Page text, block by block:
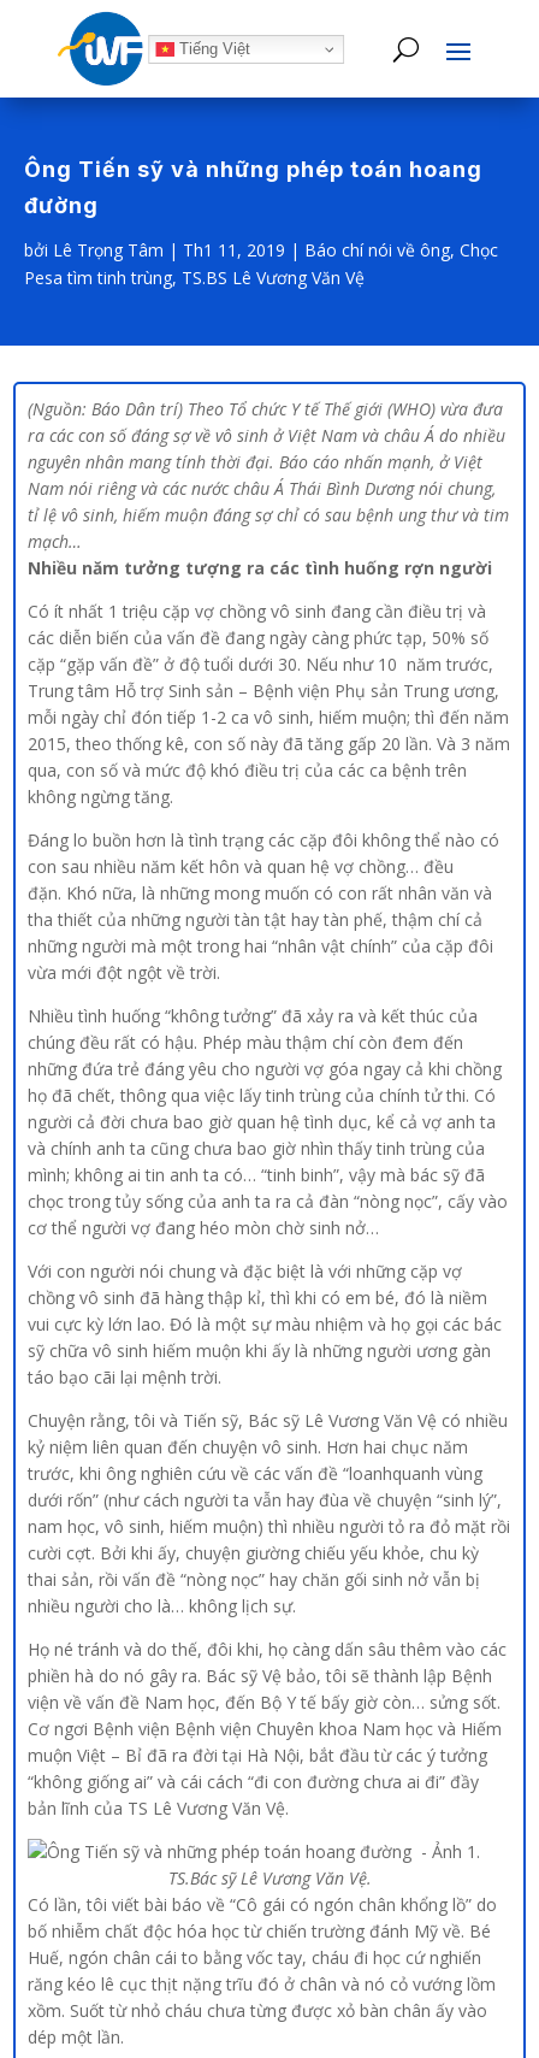
Tiếng Việt
Ông Tiến sỹ và những phép toán hoang
đường
bởi Lê Trọng Tâm | Th1 11, 2019 | Báo chí nói về ông, Chọc
Pesa tìm tinh trùng, TS.BS Lê Vương Văn Vệ
(Nguồn: Báo Dân trí) Theo Tổ chức Y tế Thế giới (WHO) vừa đưa
ra các con số đáng sợ về vô sinh ở Việt Nam và châu Á do nhiều
nguyên nhân mang tính thời đại. Báo cáo nhấn mạnh, ở Việt
Nam nói riêng và các nước châu Á Thái Bình Dương nói chung,
tỉ lệ vô sinh, hiếm muộn đáng sợ chỉ có sau bệnh ung thư và tim
mạch…
Nhiều năm tưởng tượng ra các tình huống rợn người
Có ít nhất 1 triệu cặp vợ chồng vô sinh đang cần điều trị và
các diễn biến của vấn đề đang ngày càng phức tạp, 50% số
cặp “gặp vấn đề” ở độ tuổi dưới 30. Nếu như 10 năm trước,
Trung tâm Hỗ trợ Sinh sản – Bệnh viện Phụ sản Trung ương,
mỗi ngày chỉ đón tiếp 1-2 ca vô sinh, hiếm muộn; thì đến năm
2015, theo thống kê, con số này đã tăng gấp 20 lần. Và 3 năm
qua, con số và mức độ khó điều trị của các ca bệnh trên
không ngừng tăng.
Đáng lo buồn hơn là tình trạng các cặp đôi không thể nào có
con sau nhiều năm kết hôn và quan hệ vợ chồng… đều
đặn. Khó nữa, là những mong muốn có con rất nhân văn và
tha thiết của những người tàn tật hay tàn phế, thậm chí cả
những người mà một trong hai “nhân vật chính” của cặp đôi
vừa mới đột ngột về trời.
Nhiều tình huống “không tưởng” đã xảy ra và kết thúc của
chúng đều rất có hậu. Phép màu thậm chí còn đem đến
những đứa trẻ đáng yêu cho người vợ góa ngay cả khi chồng
họ đã chết, thông qua việc lấy tinh trùng của chính tử thi. Có
người cả đời chưa bao giờ quan hệ tình dục, kể cả vợ anh ta
và chính anh ta cũng chưa bao giờ nhìn thấy tinh trùng của
mình; không ai tin anh ta có… “tinh binh”, vậy mà bác sỹ đã
chọc trong tủy sống của anh ta ra cả đàn “nòng nọc”, cấy vào
cơ thể người vợ đang héo mòn chờ sinh nở…
Với con người nói chung và đặc biệt là với những cặp vợ
chồng vô sinh đã hàng thập kỉ, thì khi có em bé, đó là niềm
vui cực kỳ lớn lao. Đó là một sự màu nhiệm và họ gọi các bác
sỹ chữa vô sinh hiếm muộn khi ấy là những người ương gàn
táo bạo cãi lại mệnh trời.
Chuyện rằng, tôi và Tiến sỹ, Bác sỹ Lê Vương Văn Vệ có nhiều
kỷ niệm liên quan đến chuyện vô sinh. Hơn hai chục năm
trước, khi ông nghiên cứu về các vấn đề “loanhquanh vùng
dưới rốn” (như cách người ta vẫn hay đùa về chuyện “sinh lý”,
nam học, vô sinh, hiếm muộn) thì nhiều người tỏ ra đỏ mặt rồi
cười cợt. Bởi khi ấy, chuyện giường chiếu yếu khỏe, chu kỳ
thai sản, rồi vấn đề “nòng nọc” hay chăn gối sinh nở vẫn bị
nhiều người cho là… không lịch sự.
Họ né tránh và do thế, đôi khi, họ càng dấn sâu thêm vào các
phiền hà do nó gây ra. Bác sỹ Vệ bảo, tôi sẽ thành lập Bệnh
viện về vấn đề Nam học, đến Bộ Y tế bấy giờ còn… sửng sốt.
Cơ ngơi Bệnh viện Bệnh viện Chuyên khoa Nam học và Hiếm
muộn Việt – Bỉ đã ra đời tại Hà Nội, bắt đầu từ các ý tưởng
“không giống ai” và cái cách “đi con đường chưa ai đi” đầy
bản lĩnh của TS Lê Vương Văn Vệ.
TS.Bác sỹ Lê Vương Văn Vệ.
Có lần, tôi viết bài báo về “Cô gái có ngón chân khổng lồ” do
bố nhiễm chất độc hóa học từ chiến trường đánh Mỹ về. Bé
Huế, ngón chân cái to bằng vốc tay, cháu đi học cứ nghiến
răng kéo lê cục thịt nặng trĩu đó ở chân và nó cỏ vướng lồm
xồm. Suốt từ nhỏ cháu chưa từng được xỏ bàn chân ấy vào
dép một lần.